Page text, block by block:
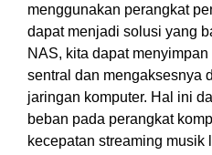
menggunakan perangkat
dapat menjadi solusi yang
NAS, kita dapat
sentral dan mengaksesnya
jaringan komputer. Hal ini
beban pada perangkat
kecepatan streaming musik